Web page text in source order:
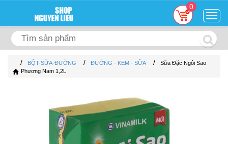
0
/ BỘT-SỮA-ĐƯỜNG / ĐƯỜNG - KEM - SỮA /
Sữa Đặc Ngôi Sao
Phương Nam 1,2L